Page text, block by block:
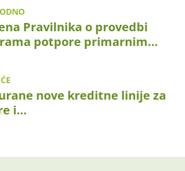
Pravilnika o provedbi
potpore primarnim…
nove kreditne linije za
i…